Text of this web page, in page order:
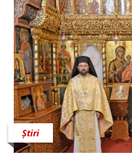
Știri